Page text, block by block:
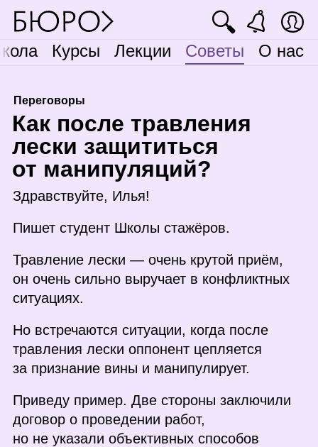
Курсы Лекции Советы О нас
🔍
Переговоры
Как после травления
лески защититься
от манипуляций?
Здравствуйте, Илья!
Пишет студент Школы стажёров.
Травление лески — очень крутой приём,
он очень сильно выручает в конфликтных
ситуациях.
Но встречаются ситуации, когда после
травления лески оппонент цепляется
за признание вины и манипулирует.
Приведу пример. Две стороны заключили
договор о проведении работ,
но не указали объективных способов